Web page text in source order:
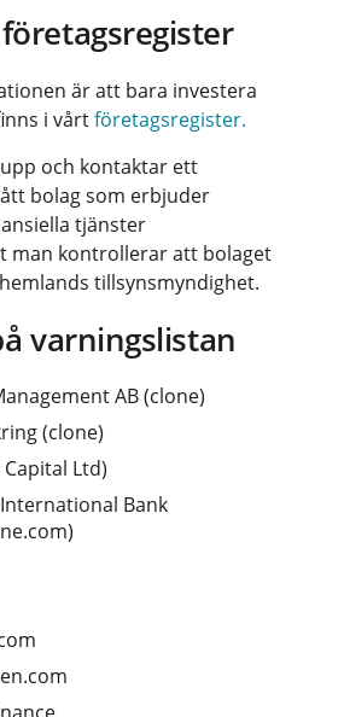
är att bara investera
i vårtföretagsregister.
och kontaktar ett
bolag som erbjuder
tjänster
man kontrollerar att bolaget
tillsynsmyndighet.
varningslistan
AB (clone)
(clone)
Capital Ltd)
Bank